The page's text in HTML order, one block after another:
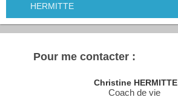
HERMITTE
Pour me contacter :
Christine HERMITTE
Coach de vie